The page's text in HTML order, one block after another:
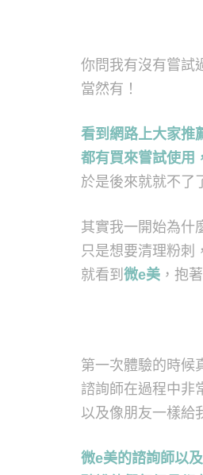
你問我有沒有嘗試
當然有！
看到網路上大家推
都有買來嘗試使用
於是後來就就不了
其實我一開始為什
只是想要清理粉刺
就看到 微e美 ，抱
第一次體驗的時候
諮詢師在過程中非
以及像朋友一樣給
微e美的諮詢師以